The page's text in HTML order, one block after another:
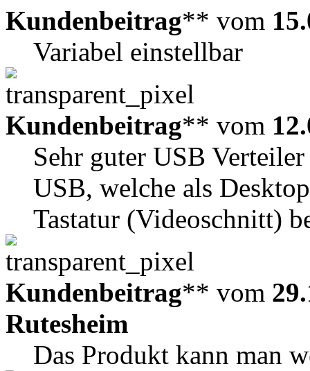
Kundenbeitrag** vom
Variabel einstellbar
Kundenbeitrag** vom
Sehr guter USB
USB, welche als
Tastatur (Videoschnitt)
Kundenbeitrag** vom
Rutesheim
Das Produkt kann man